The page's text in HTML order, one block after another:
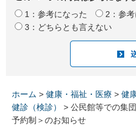
1：参考になった
2：参
3：どちらとも言えない
ホーム > 健康・福祉・医療 > 健
健診（検診）
> 公民館等での集
予約制＞のお知らせ